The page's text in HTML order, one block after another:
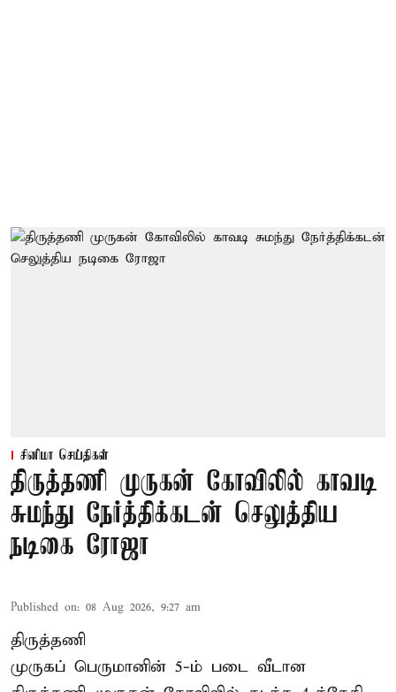
சினிமா செய்திகள்
திருத்தணி முருகன் கோவிலில் காவடி
சுமந்து நேர்த்திக்கடன் செலுத்திய
நடிகை ரோஜா
Published on: 08 Aug 2026, 9:27 am
திருத்தணி
முருகப் பெருமானின் 5-ம் படை வீடான